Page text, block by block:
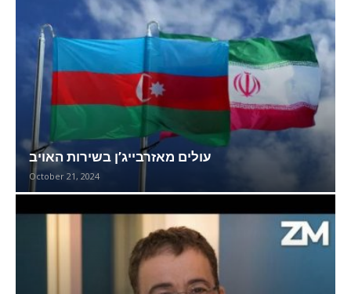
עולים מאזרבייג’ן בשירות האויב
October 21, 2024